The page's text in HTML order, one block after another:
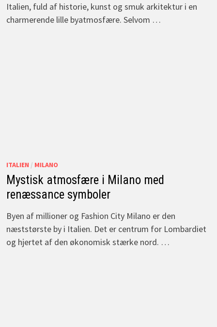
Italien, fuld af historie, kunst og smuk arkitektur i en
charmerende lille byatmosfære. Selvom …
ITALIEN / MILANO
Mystisk atmosfære i Milano med
renæssance symboler
Byen af millioner og Fashion City Milano er den
næststørste by i Italien. Det er centrum for Lombardiet
og hjertet af den økonomisk stærke nord. …